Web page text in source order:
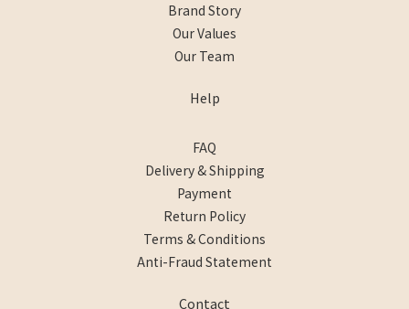
Brand Story
Our Values
Our Team
Help
FAQ
Delivery & Shipping
Payment
Return Policy
Terms & Conditions
Anti-Fraud Statement
Contact